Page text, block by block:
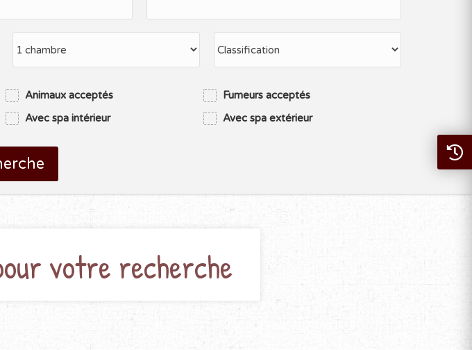
Animaux acceptés
Fumeurs acceptés
Avec spa intérieur Avec spa extérieur
votre recherche